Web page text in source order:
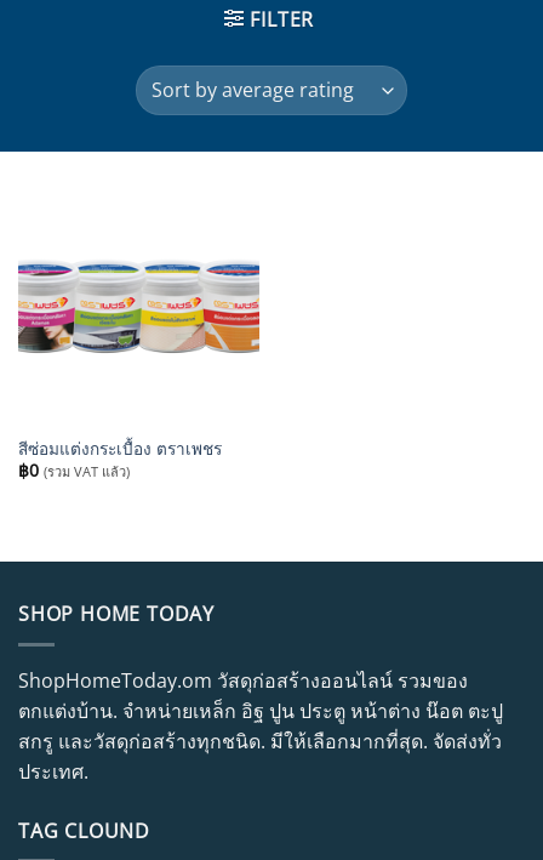
FILTER
สีซ่อมแต่งกระเบื้อง ตราเพชร
฿0 (รวม VAT แล้ว)
SHOP HOME TODAY
ShopHomeToday.om วัสดุก่อสร้างออนไลน์ รวมของ
ตกแต่งบ้าน. จำหน่ายเหล็ก อิฐ ปูน ประตู หน้าต่าง น๊อต ตะปู
สกรู และวัสดุก่อสร้างทุกชนิด. มีให้เลือกมากที่สุด. จัดส่งทั่ว
ประเทศ.
TAG CLOUND